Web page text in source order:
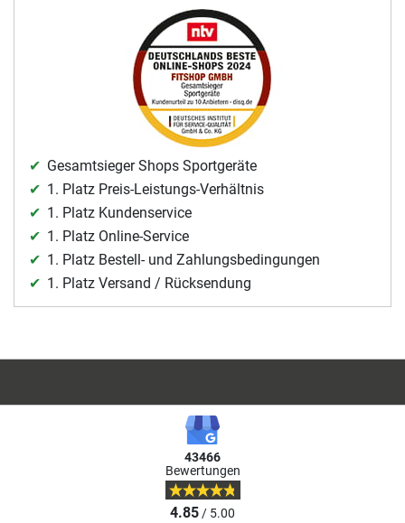
Gesamtsieger Shops Sportgeräte
1. Platz Preis-Leistungs-Verhältnis
1. Platz Kundenservice
1. Platz Online-Service
1. Platz Bestell- und Zahlungsbedingungen
1. Platz Versand / Rücksendung
43466
Bewertungen
4.85/ 5.00